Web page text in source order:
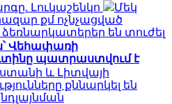
Լուկաշենկո
Մեկ
քմ ոչնչացված
են տուժել
Վեհափառի
պատրաստվում է
և Լիտվայի
քննարկել են